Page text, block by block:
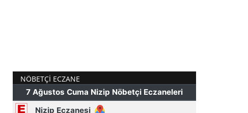
NÖBETÇI ECZANE